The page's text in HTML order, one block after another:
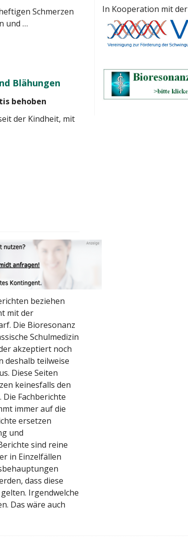
Schmerzen
und …
Blähungen
behoben
der Kindheit, mit
beziehen
mit der
Die Bioresonanz
Schulmedizin
akzeptiert noch
deshalb teilweise
Diese Seiten
keinesfalls den
Fachberichte
immer auf die
ersetzen
und
sind reine
in Einzelfällen
dass diese
Irgendwelche
Das wäre auch
In Kooperation mit der